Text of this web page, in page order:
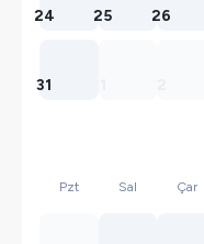
24 25 26
31
Pzt Sal Çar